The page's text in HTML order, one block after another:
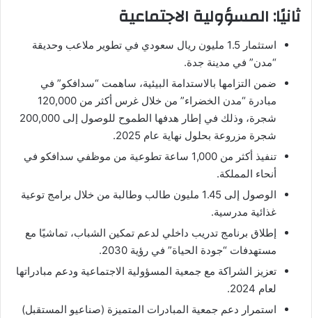
ثانيًا: المسؤولية الاجتماعية
استثمار 1.5 مليون ريال سعودي في تطوير ملاعب وحديقة
“مدن” في مدينة جدة.
ضمن التزامها بالاستدامة البيئية، ساهمت “سدافكو” في
مبادرة “مدن الخضراء” من خلال غرس أكثر من 120,000
شجرة، وذلك في إطار هدفها الطموح للوصول إلى 200,000
شجرة مزروعة بحلول نهاية عام 2025.
تنفيذ أكثر من 1,000 ساعة تطوعية من موظفي سدافكو في
أنحاء المملكة.
الوصول إلى 1.45 مليون طالب وطالبة من خلال برامج توعية
غذائية مدرسية.
إطلاق برنامج تدريب داخلي لدعم تمكين الشباب، تماشيًا مع
مستهدفات “جودة الحياة” في رؤية 2030.
تعزيز الشراكة مع جمعية المسؤولية الاجتماعية ودعم مبادراتها
لعام 2024.
استمرار دعم جمعية المبادرات المتميزة (صناعيو المستقبل)